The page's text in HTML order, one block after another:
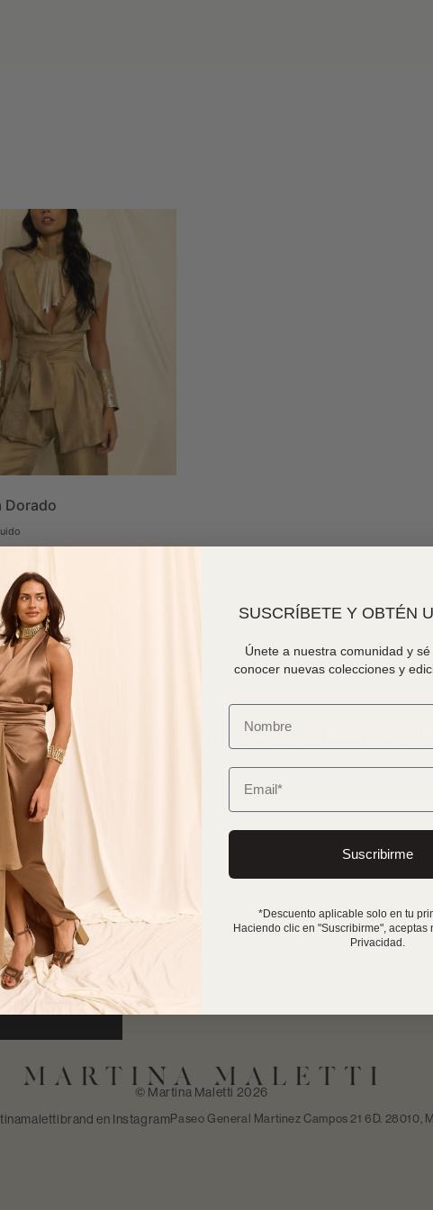
Dorado
Orientado al
y ediciones
© Martina Maletti 2026
en InstagramPaseo General Martinez Campos 21 6D. 28010,
SUSCRÍBETE Y OBTÉN
Únete a nuestra comunidad y
conocer nuevas colecciones y
Email
Suscribirme
*Descuento aplicable solo en tu
Haciendo clic en "Suscribirme", aceptas
Privacidad.